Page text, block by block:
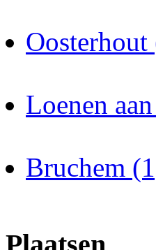
Oosterhout
Loenen
Bruchem